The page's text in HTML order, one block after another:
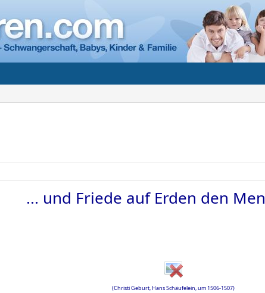
... und Friede auf Erden den
(Christi Geburt, Hans Schäufelein, um 1506-1507)